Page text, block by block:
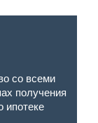
со всеми
получения
ипотеке